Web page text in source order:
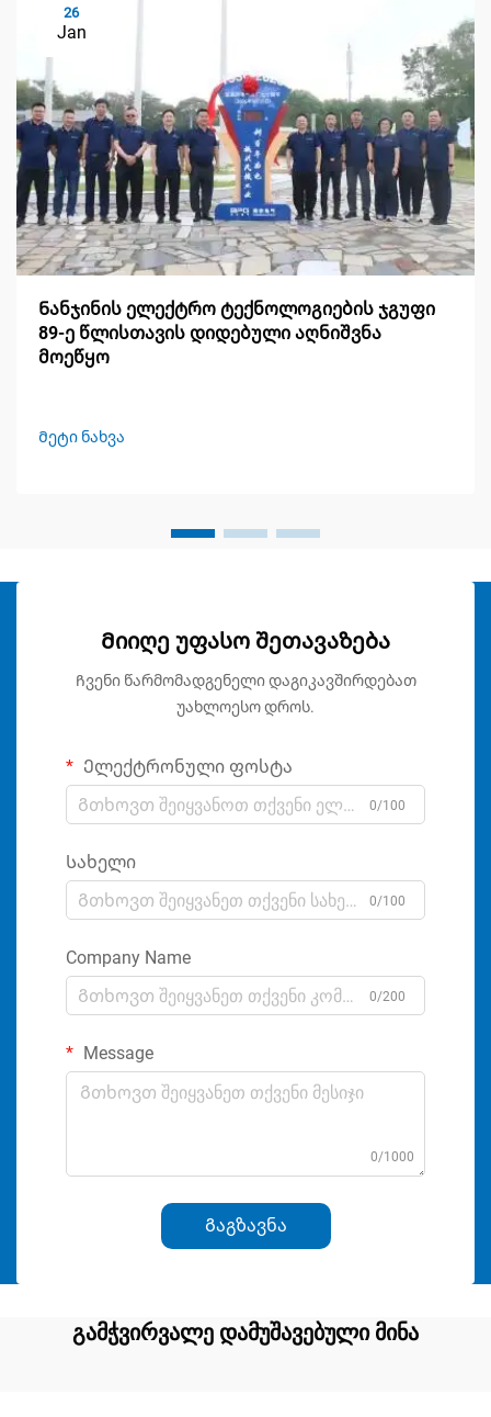
26
Jan
Ნანჯინის ელექტრო ტექნოლოგიების ჯგუფი
89-ე წლისთავის დიდებული აღნიშვნა
მოეწყო
Მეტი ნახვა
Მიიღე უფასო შეთავაზება
Ჩვენი წარმომადგენელი დაგიკავშირდებათ
უახლოესო დროს.
Ელექტრონული ფოსტა
0/100
Სახელი
0/100
Company Name
0/200
Message
0/1000
Გაგზავნა
გამჭვირვალე დამუშავებული მინა